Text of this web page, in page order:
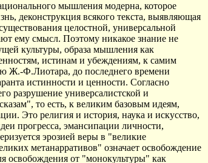
мышления модерна, которое
деконструкция всякого текста, выявляющая
целостной, универсальной
ему смысл. Поэтому никакое знание не
культуры, образа мышления как
истинам и убеждениям, к самим
Ж.-Ф.Лиотара, до последнего времени
истинности и ценности. Согласно
разрушение универсалистской и
то есть, к великим базовым идеям,
Это религия и история, наука и искусство,
прогресса, эмансипации личности,
эрозией веры в "великие
метанарративов" означает освобождение
освобождения от "монокультуры" как